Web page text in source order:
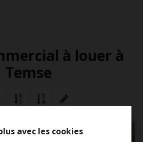
avec les cookies
à louer à
Temse